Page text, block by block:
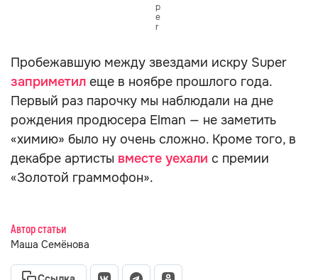
p
e
r
Пробежавшую между звездами искру Super
заприметил еще в ноябре прошлого года.
Первый раз парочку мы наблюдали на дне
рождения продюсера Elman — не заметить
«химию» было ну очень сложно. Кроме того, в
декабре артисты вместе уехали с премии
«Золотой граммофон».
Автор статьи
Маша Семёнова